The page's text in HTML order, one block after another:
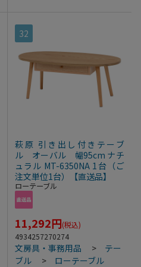
32
萩原 引き出し付きテーブ
ル オーバル 幅95cm ナチ
ュラル MT-6350NA 1台（ご
注文単位1台）【直送品】
ローテーブル
11,292円(税込)
4934257270274
文房具・事務用品 > テー
ブル
> ローテーブル